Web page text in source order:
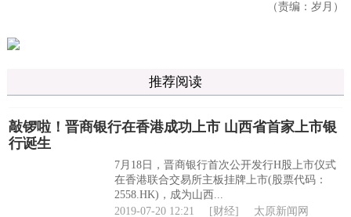
（责编：岁月）
推荐阅读
敲锣啦！晋商银行在香港成功上市 山西省首家上市银
行诞生
7月18日，晋商银行首次公开发行H股上市仪式
在香港联合交易所主板挂牌上市(股票代码：
2558.HK)，成为山西...
2019-07-20 12:21
[财经] 太原新闻网